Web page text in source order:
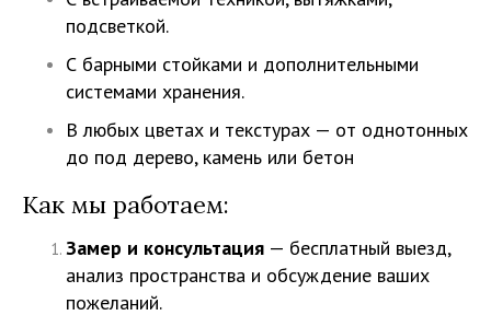
подсветкой.
С барными стойками и дополнительными
системами хранения.
В любых цветах и текстурах — от однотонных
до под дерево, камень или бетон
Как мы работаем:
Замер и консультация — бесплатный выезд,
анализ пространства и обсуждение ваших
пожеланий.